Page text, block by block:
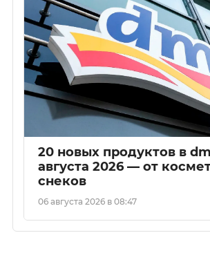
20 новых продуктов в
августа 2026 — от
снеков
06 августа 2026 в 08:47